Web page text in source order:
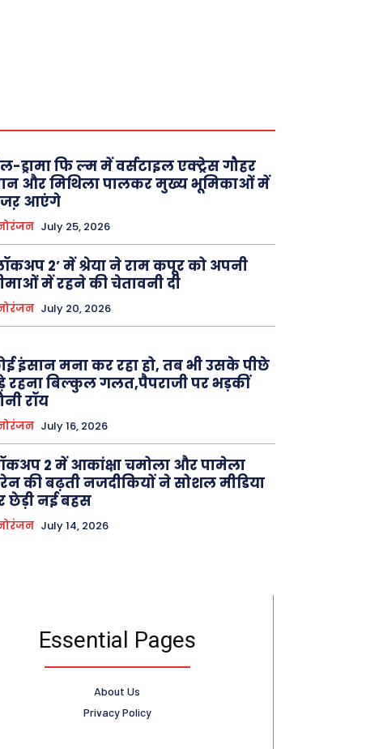
ड्रामा फि ल्म में वर्सटाइल एक्ट्रेस गौहर
और मिथिला पालकर मुख्य भूमिकाओं में
आएंगे
July 25, 2026
2’ में श्रेया ने राम कपूर को अपनी
में रहने की चेतावनी दी
July 20, 2026
इंसान मना कर रहा हो, तब भी उसके पीछे
रहना बिल्कुल गलत,पैपराजी पर भड़कीं
रॉय
July 16, 2026
2 में आकांक्षा चमोला और पामेला
की बढ़ती नजदीकियों ने सोशल मीडिया
छेड़ी नई बहस
July 14, 2026
Essential Pages
About Us
Privacy Policy